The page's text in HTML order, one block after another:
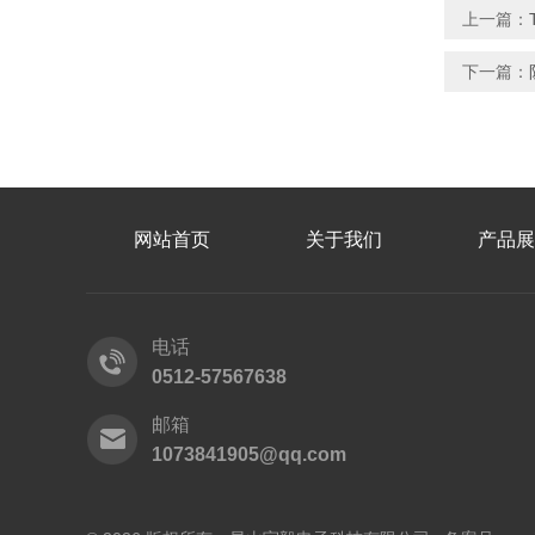
上一篇：
下一篇：
网站首页 关于我们 产品
电话
0512-57567638
邮箱
1073841905@qq.com